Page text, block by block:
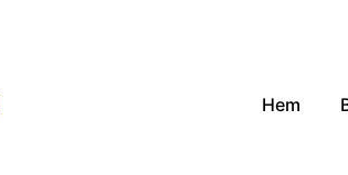
Hem